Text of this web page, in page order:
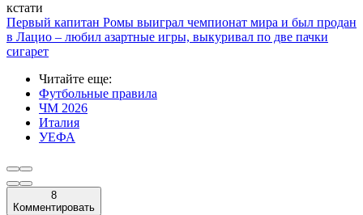
кстати
Первый капитан Ромы выиграл чемпионат мира и был продан
в Лацио – любил азартные игры, выкуривал по две пачки
сигарет
Читайте еще:
Футбольные правила
ЧМ 2026
Италия
УЕФА
8
Комментировать